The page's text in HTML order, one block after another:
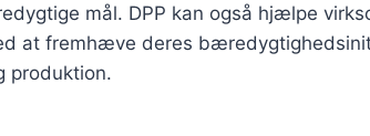
mål. DPP kan også hjælpe
at fremhæve deres
produktion.